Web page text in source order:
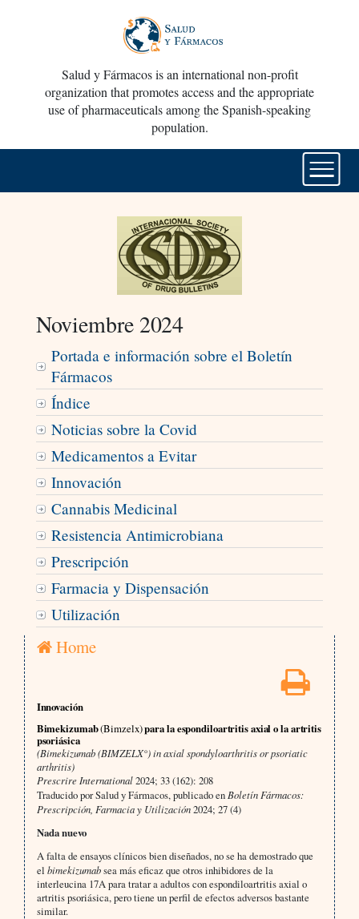
Salud y Fármacos is an international non-profit
organization that promotes access and the appropriate
use of pharmaceuticals among the Spanish-speaking
population.
Noviembre 2024
Portada e información sobre el Boletín
Fármacos
Índice
Noticias sobre la Covid
Medicamentos a Evitar
Innovación
Cannabis Medicinal
Resistencia Antimicrobiana
Prescripción
Farmacia y Dispensación
Utilización
Home
Innovación
Bimekizumab(Bimzelx)para la espondiloartritis axial o la artritis
psoriásica
(Bimekizumab (BIMZELX°) in axial spondyloarthritis or psoriatic
arthritis)
Prescrire International2024; 33 (162): 208
Traducido por Salud y Fármacos, publicado en Boletín Fármacos:
Prescripción, Farmacia y Utilización2024; 27 (4)
Nada nuevo
A falta de ensayos clínicos bien diseñados, no se ha demostrado que
el bimekizumabsea más eficaz que otros inhibidores de la
interleucina 17A para tratar a adultos con espondiloartritis axial o
artritis psoriásica, pero tiene un perfil de efectos adversos bastante
similar.